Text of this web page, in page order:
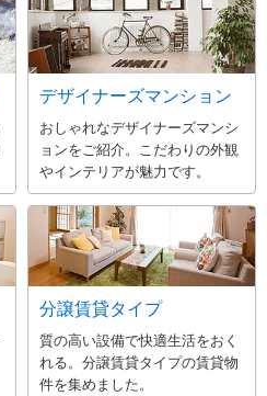
デザイナーズマンション
おしゃれなデザイナーズマンシ
ョンをご紹介。こだわりの外観
やインテリアが魅力です。
分譲賃貸タイプ
質の高い設備で快適生活をおく
れる。分譲賃貸タイプの賃貸物
件を集めました。